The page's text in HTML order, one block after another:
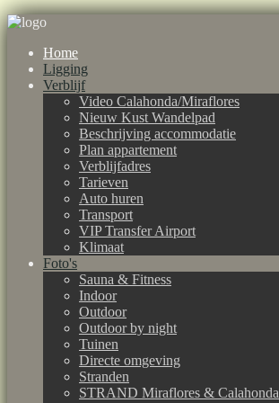
Home
Ligging
Verblijf
Video Calahonda/Miraflores
Nieuw Kust Wandelpad
Beschrijving accommodatie
Plan appartement
Verblijfadres
Tarieven
Auto huren
Transport
VIP Transfer Airport
Klimaat
Foto's
Sauna & Fitness
Indoor
Outdoor
Outdoor by night
Tuinen
Directe omgeving
Stranden
STRAND Miraflores & Calahonda